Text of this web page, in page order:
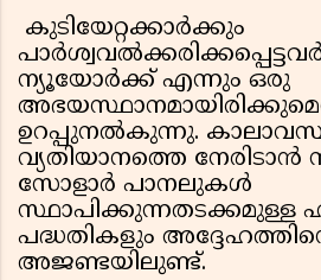
കുടിയേറ്റക്കാർക്കും
ന്യൂയോർക്ക് എന്നും ഒരു
ഉറപ്പുനൽകുന്നു.
വ്യതിയാനത്തെ
സോളാർ പാനലുകൾ
സ്ഥാപിക്കുന്നതടക്കമുള്ള
പദ്ധതികളും
അജണ്ടയിലുണ്ട്.